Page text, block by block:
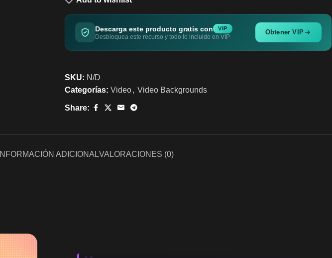
Descarga este producto gratis con VIP
Desbloquea este recurso y todo lo incluido en VIP
Obtener VIP
SKU: N/D
Categorías: Video, Video Backgrounds
Share:
INFORMACIÓN ADICIONALVALORACIONES (0)